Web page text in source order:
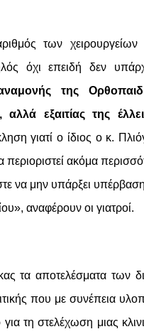
των
όχι επειδή δεν
της
αλλά εξαιτίας της
γιατί ο ίδιος ο κ.
περιοριστεί ακόμα
να μην υπάρξει
αναφέρουν οι γιατροί.
τα αποτελέσματα των
που με συνέπεια
τη στελέχωση μιας